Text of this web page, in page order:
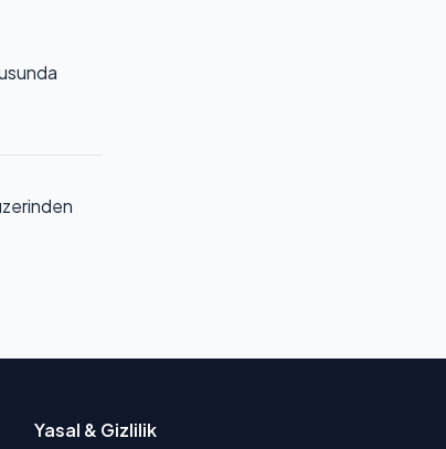
Yasal & Gizlilik